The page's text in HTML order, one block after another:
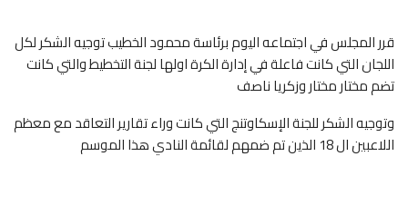
قرر المجلس في اجتماعه اليوم برئاسة محمود الخطيب توجيه الشكر لكل
اللجان التي كانت فاعلة في إدارة الكرة اولها لجنة التخطيط والتي كانت
تضم مختار مختار وزكريا ناصف
وتوجيه الشكر للجنة الإسكاوتنج التي كانت وراء تقارير التعاقد مع معظم
اللاعبين ال 18 الذين تم ضمهم لقائمة النادي هذا الموسم